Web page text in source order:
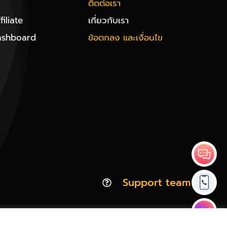
ติดต่อเรา
เกี่ยวกับเรา
ข้อตกลง และเงื่อนไข
Support team